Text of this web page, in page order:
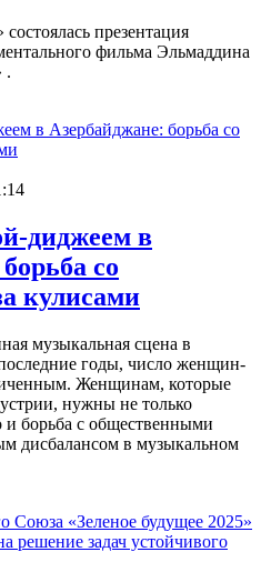
презентация
фильма Эльмаддина
.
диджеем в
со
кулисами
музыкальная сцена в
годы, число женщин-
Женщинам, которые
нужны не только
и борьба с общественными
дисбалансом в музыкальном